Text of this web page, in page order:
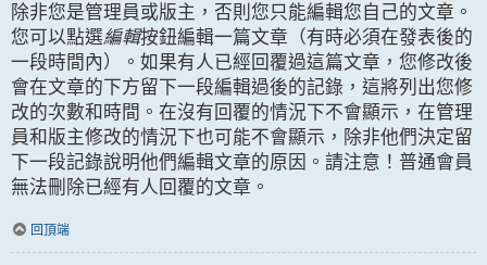
除非您是管理員或版主，否則您只能編輯您自己的文章。
您可以點選編輯按鈕編輯一篇文章（有時必須在發表後的
一段時間內）。如果有人已經回覆過這篇文章，您修改後
會在文章的下方留下一段編輯過後的記錄，這將列出您修
改的次數和時間。在沒有回覆的情況下不會顯示，在管理
員和版主修改的情況下也可能不會顯示，除非他們決定留
下一段記錄說明他們編輯文章的原因。請注意！普通會員
無法刪除已經有人回覆的文章。
回頂端